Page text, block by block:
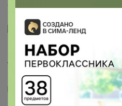
Перчатки женские кожаные
Размерный ряд: 5 Тип:
теленка Подклад: Шерсть
цена распродажи 430!!!
размер 8